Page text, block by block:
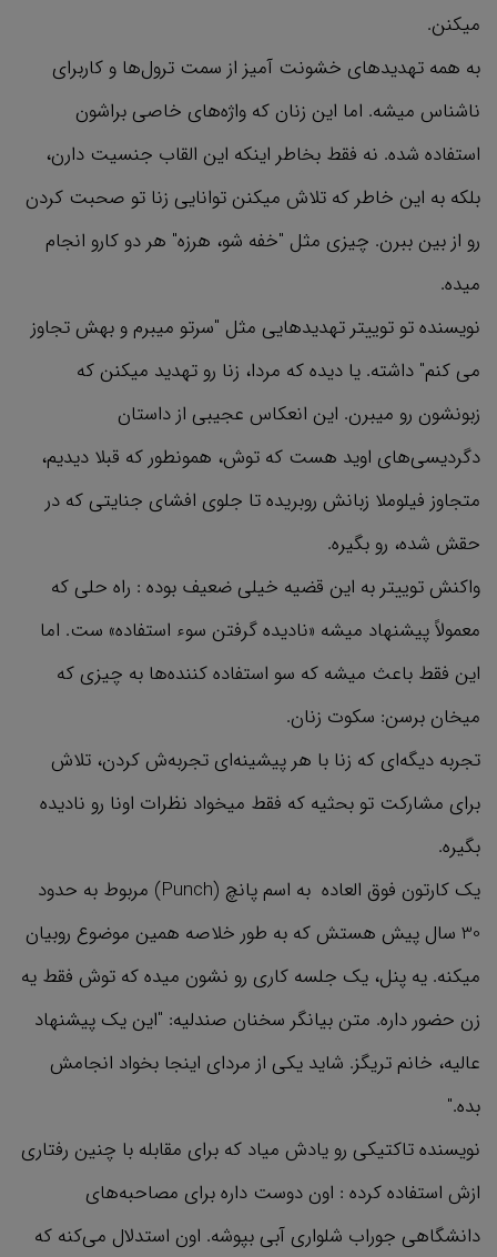
میکنن.
به همه تهدیدهای خشونت آمیز از سمت ترول‌ها و کاربرای
ناشناس میشه. اما این زنان که واژه‌های خاصی براشون
استفاده شده. نه فقط بخاطر اینکه این القاب جنسیت دارن،
بلکه به این خاطر که تلاش میکنن توانایی زنا تو صحبت کردن
رو از بین ببرن. چیزی مثل "خفه شو، هرزه" هر دو کارو انجام
میده.
نویسنده تو توییتر تهدیدهایی مثل "سرتو میبرم و بهش تجاوز
می کنم" داشته. یا دیده که مردا، زنا رو تهدید میکنن که
زبونشون رو میبرن. این انعکاس عجیبی از داستان
دگردیسی‌های اوید هست که توش، همونطور که قبلا دیدیم،
متجاوز فیلوملا زبانش روبریده تا جلوی افشای جنایتی که در
حقش شده، رو بگیره.
واکنش توییتر به این قضیه خیلی ضعیف بوده : راه حلی که
معمولاً پیشنهاد میشه «نادیده گرفتن سوء استفاده» ست. اما
این فقط باعث میشه که سو استفاده کننده‌ها به چیزی که
میخان برسن: سکوت زنان.
تجربه دیگه‌ای که زنا با هر پیشینه‌ای تجربه‌ش کردن، تلاش
برای مشارکت تو بحثیه که فقط میخواد نظرات اونا رو نادیده
بگیره.
یک کارتون فوق العاده به اسم پانچ (Punch) مربوط به حدود
30 سال پیش هستش که به طور خلاصه همین موضوع روبیان
میکنه. یه پنل، یک جلسه کاری رو نشون میده که توش فقط یه
زن حضور داره. متن بیانگر سخنان صندلیه: "این یک پیشنهاد
عالیه، خانم تریگز. شاید یکی از مردای اینجا بخواد انجامش
بده."
نویسنده تاکتیکی رو یادش میاد که برای مقابله با چنین رفتاری
ازش استفاده کرده : اون دوست داره برای مصاحبه‌های
دانشگاهی جوراب شلواری آبی بپوشه. اون استدلال می‌کنه که